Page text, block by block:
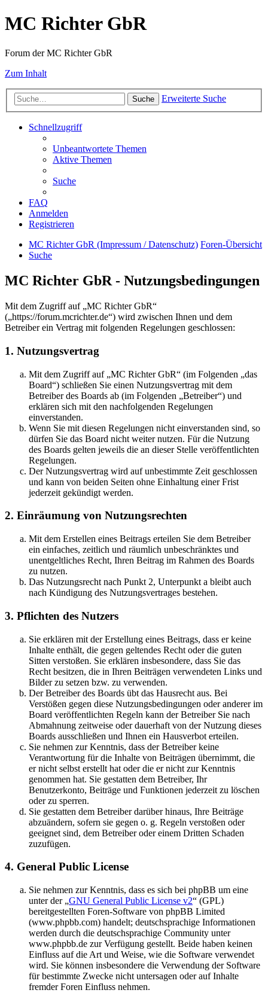
MC Richter GbR
Forum der MC Richter GbR
Zum Inhalt
Suche Erweiterte Suche
Schnellzugriff
Unbeantwortete Themen
Aktive Themen
Suche
FAQ
Anmelden
Registrieren
MC Richter GbR (Impressum / Datenschutz) Foren-Übersicht
Suche
MC Richter GbR - Nutzungsbedingungen
Mit dem Zugriff auf „MC Richter GbR“
(„https://forum.mcrichter.de“) wird zwischen Ihnen und dem
Betreiber ein Vertrag mit folgenden Regelungen geschlossen:
1. Nutzungsvertrag
Mit dem Zugriff auf „MC Richter GbR“ (im Folgenden „das
Board“) schließen Sie einen Nutzungsvertrag mit dem
Betreiber des Boards ab (im Folgenden „Betreiber“) und
erklären sich mit den nachfolgenden Regelungen
einverstanden.
Wenn Sie mit diesen Regelungen nicht einverstanden sind, so
dürfen Sie das Board nicht weiter nutzen. Für die Nutzung
des Boards gelten jeweils die an dieser Stelle veröffentlichten
Regelungen.
Der Nutzungsvertrag wird auf unbestimmte Zeit geschlossen
und kann von beiden Seiten ohne Einhaltung einer Frist
jederzeit gekündigt werden.
2. Einräumung von Nutzungsrechten
Mit dem Erstellen eines Beitrags erteilen Sie dem Betreiber
ein einfaches, zeitlich und räumlich unbeschränktes und
unentgeltliches Recht, Ihren Beitrag im Rahmen des Boards
zu nutzen.
Das Nutzungsrecht nach Punkt 2, Unterpunkt a bleibt auch
nach Kündigung des Nutzungsvertrages bestehen.
3. Pflichten des Nutzers
Sie erklären mit der Erstellung eines Beitrags, dass er keine
Inhalte enthält, die gegen geltendes Recht oder die guten
Sitten verstoßen. Sie erklären insbesondere, dass Sie das
Recht besitzen, die in Ihren Beiträgen verwendeten Links und
Bilder zu setzen bzw. zu verwenden.
Der Betreiber des Boards übt das Hausrecht aus. Bei
Verstößen gegen diese Nutzungsbedingungen oder anderer im
Board veröffentlichten Regeln kann der Betreiber Sie nach
Abmahnung zeitweise oder dauerhaft von der Nutzung dieses
Boards ausschließen und Ihnen ein Hausverbot erteilen.
Sie nehmen zur Kenntnis, dass der Betreiber keine
Verantwortung für die Inhalte von Beiträgen übernimmt, die
er nicht selbst erstellt hat oder die er nicht zur Kenntnis
genommen hat. Sie gestatten dem Betreiber, Ihr
Benutzerkonto, Beiträge und Funktionen jederzeit zu löschen
oder zu sperren.
Sie gestatten dem Betreiber darüber hinaus, Ihre Beiträge
abzuändern, sofern sie gegen o. g. Regeln verstoßen oder
geeignet sind, dem Betreiber oder einem Dritten Schaden
zuzufügen.
4. General Public License
Sie nehmen zur Kenntnis, dass es sich bei phpBB um eine
unter der „GNU General Public License v2“ (GPL)
bereitgestellten Foren-Software von phpBB Limited
(www.phpbb.com) handelt; deutschsprachige Informationen
werden durch die deutschsprachige Community unter
www.phpbb.de zur Verfügung gestellt. Beide haben keinen
Einfluss auf die Art und Weise, wie die Software verwendet
wird. Sie können insbesondere die Verwendung der Software
für bestimmte Zwecke nicht untersagen oder auf Inhalte
fremder Foren Einfluss nehmen.